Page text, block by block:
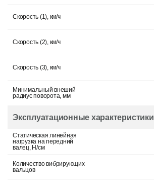
Скорость (1), км/ч
Скорость (2), км/ч
Скорость (3), км/ч
Минимальный внеший
радиус поворота, мм
Эксплуатационные характеристики
Статическая линейная
нагрузка на передний
валец, H/см
Количество вибрирующих
вальцов